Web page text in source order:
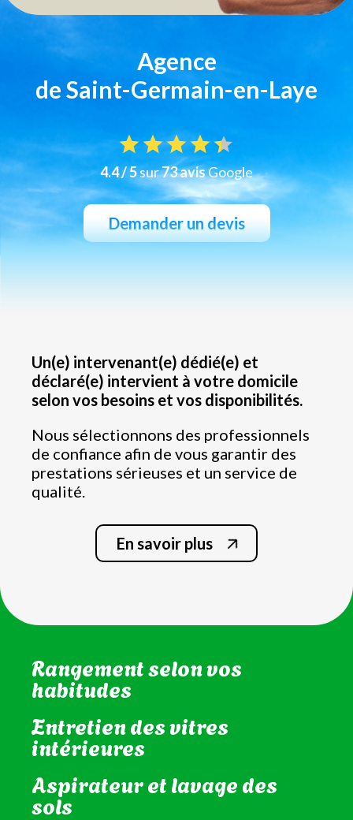
Agence
de Saint-Germain-en-Laye
4.4 / 5sur73 avisGoogle
Demander un devis
Un(e) intervenant(e) dédié(e) et
déclaré(e) intervient à votre domicile
selon vos besoins et vos disponibilités.
Nous sélectionnons des professionnels
de confiance afin de vous garantir des
prestations sérieuses et un service de
qualité.
En savoir plus
et WC
Rangement selon vos
habitudes
Entretien des vitres
intérieures
Aspirateur et lavage des
sols